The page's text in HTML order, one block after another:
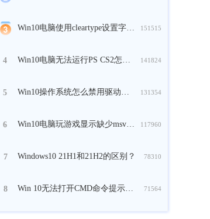
Win10电脑使用cleartype设置字体方法教程 151515
4 Win10电脑无法运行PS CS2怎么解决？ 141824
5 Win10操作系统怎么禁用驱动的强制签名？ 131354
6 Win10电脑玩游戏显示缺少msvcp140.dll怎么办？ 117960
7 Windows10 21H1和21H2的区别？ 78310
8 Win 10无法打开CMD命令提示符窗口怎么办？ 71564